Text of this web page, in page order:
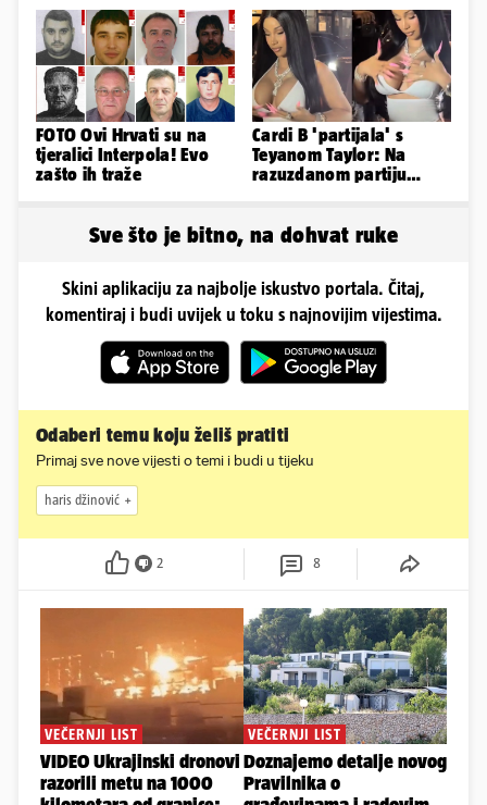
nož'...
FOTO Ovi Hrvati su na
tjeralici Interpola! Evo
zašto ih traže
Cardi B 'partijala' s
Teyanom Taylor: Na
razuzdanom partiju
Sve što je bitno, na dohvat ruke
Skini aplikaciju za najbolje iskustvo portala. Čitaj,
komentiraj i budi uvijek u toku s najnovijim vijestima.
Odaberi temu koju želiš pratiti
Primaj sve nove vijesti o temi i budi u tijeku
haris džinović
2 8